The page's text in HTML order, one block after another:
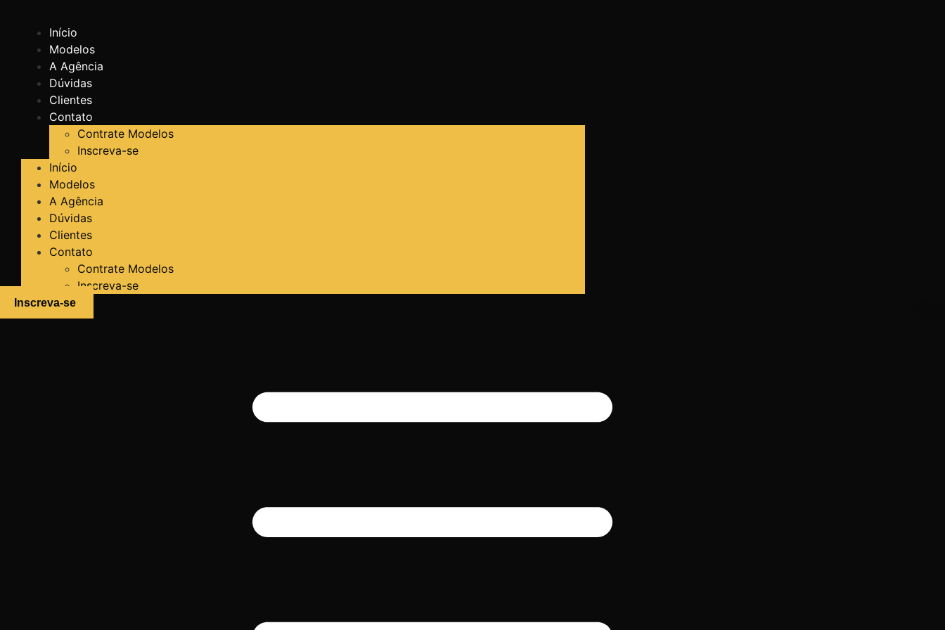
Início
Modelos
A Agência
Dúvidas
Clientes
Contato
Contrate Modelos
Inscreva-se
Início
Modelos
A Agência
Dúvidas
Clientes
Contato
Contrate Modelos
Inscreva-se
Inscreva-se